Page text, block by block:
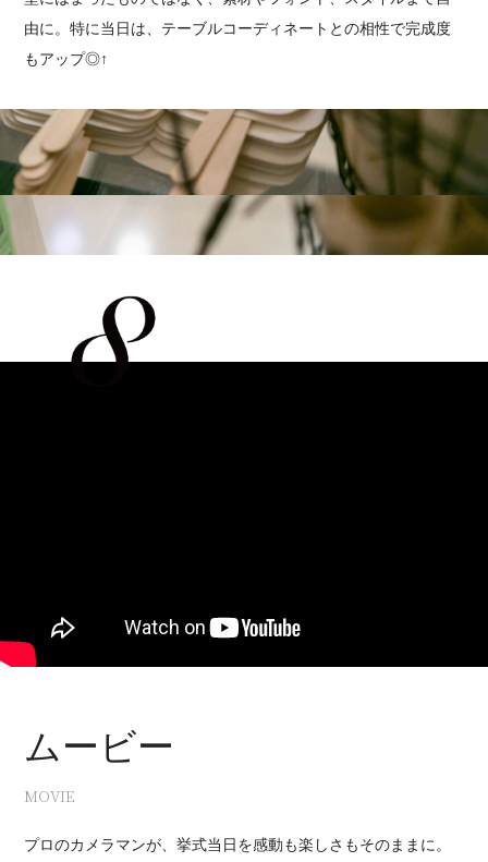
由に。特に当日は、テーブルコーディネートとの相性で完成度
もアップ◎↑
ムービー
MOVIE
プロのカメラマンが、挙式当日を感動も楽しさもそのままに。